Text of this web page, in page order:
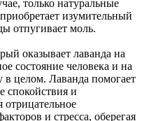
только натуральные
изумительный
отпугивает моль.
оказывает лаванда на
состояние человека и на
целом. Лаванда помогает
спокойствия и
и стресса, оберегая